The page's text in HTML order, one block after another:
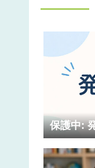
保護中: